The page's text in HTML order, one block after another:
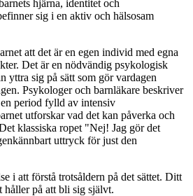
hjärna, identitet och
sig i en aktiv och hälsosam
att det är en egen individ med egna
Det är en nödvändig psykologisk
yttra sig på sätt som gör vardagen
Psykologer och barnläkare beskriver
period fylld av intensiv
utforskar vad det kan påverka och
klassiska ropet "Nej! Jag gör det
uttryck för just den
i att förstå trotsåldern på det sättet. Ditt
håller på att bli sig självt.